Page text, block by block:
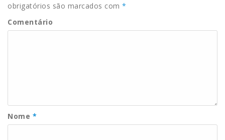
obrigatórios são marcados com *
Comentário
Nome *